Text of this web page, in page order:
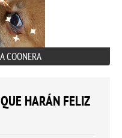
COONERA
HARÁN FELIZ